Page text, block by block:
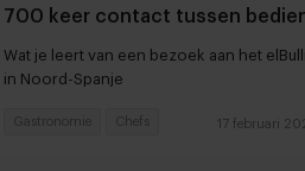
700 keer contact tussen
gast
Wat je leert van een bezoek aan het
in Noord-Spanje
17 februari
Gastronomie Chefs